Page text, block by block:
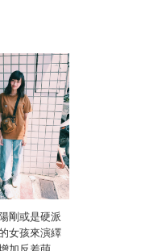
剛或是硬派
女孩來演繹